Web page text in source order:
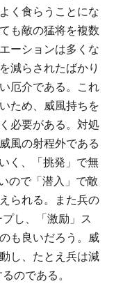
く食らうことにな
も敵の猛将を複数
ーションは多くな
減らされたばかり
厄介である。これ
ため、威風持ちを
必要がある。対処
風の射程外である
く、「挑発」で無
ので「潜入」で敵
られる。また兵の
し、「激励」ス
も良いだろう。威
し、たとえ兵は減
のである。